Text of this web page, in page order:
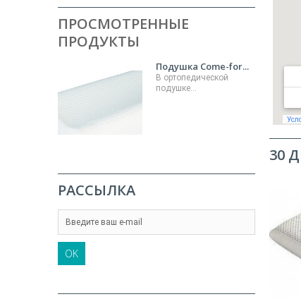
ПРОСМОТРЕННЫЕ
ПРОДУКТЫ
Подушка Come-for...
В ортопедической
подушке...
РАССЫЛКА
OK
30